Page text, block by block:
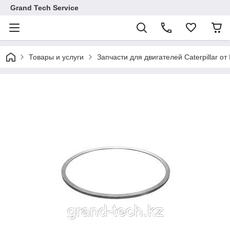
Grand Tech Service
Товары и услуги Запчасти для двигателей Caterpillar от